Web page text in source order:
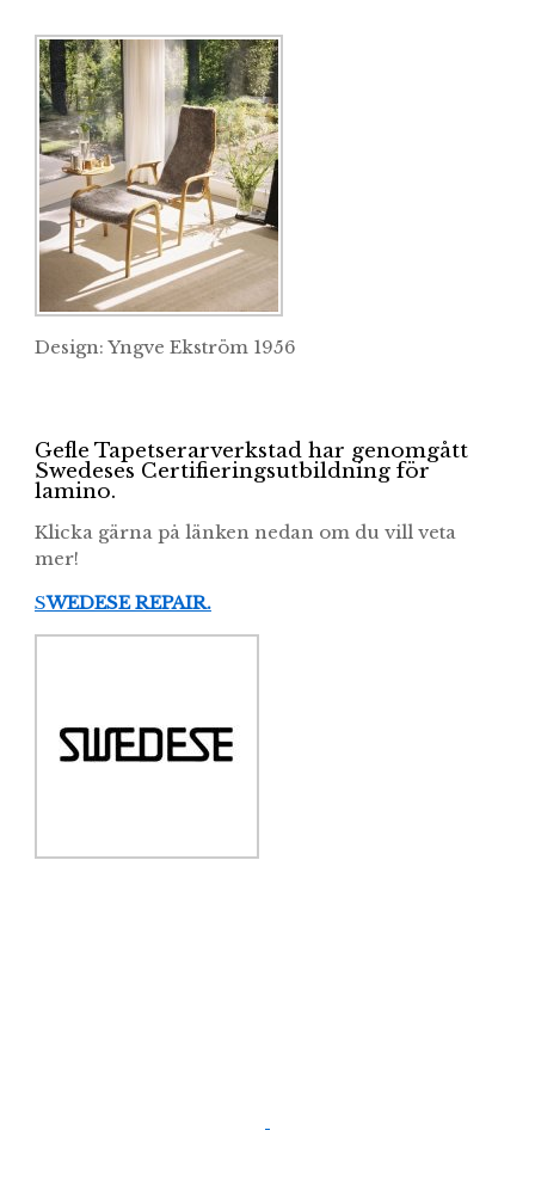
Design: Yngve Ekström 1956
Gefle Tapetserarverkstad har genomgått
Swedeses Certifieringsutbildning för
lamino.
Klicka gärna på länken nedan om du vill veta
mer!
SWEDESE REPAIR.